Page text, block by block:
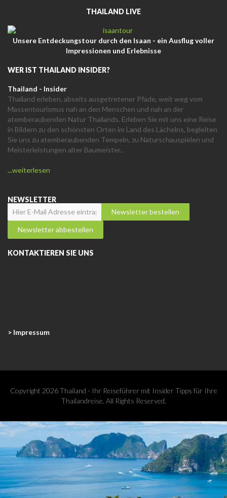
THAILAND LIVE
Unsere Entdeckungstour durch den Isaan - ein Ausflug voller
Impressionen und Erlebnisse
WER IST THAILAND INSIDER?
Thailand - Insider
Thailand erleben, abseits ausgetretener Pfade, weit weg vom
Massentourismus nah an den Menschen und nah an der
atemberaubenden Natur Thailands. Erleben Sie mit uns eine Reise
in Bildern zu den schönsten Orten im Land des Lächelns, begleiten
Sie uns zu atemberaubenden Tempeln, zu Naturschauspielen und
Meisterleistungen alter Baumeister..
...weiterlesen
NEWSLETTER
KONTAKTIEREN SIE UNS
> Impressum
Copyright 2026 Thailand - Ihr Reiseführer mit Insider Tipps für Ihre
Thailandreise. All Rights Reserved.